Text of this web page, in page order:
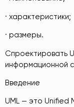
· характеристики;
· размеры.
Спроектировать
информационной
Введение
UML — это Unified